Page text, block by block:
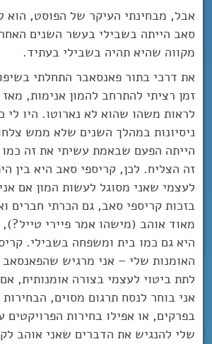
אבל, מבחינתי העיקר של הפוסט, הוא
סאב הייתה בשבילי בעשר השנים
מקווה שהיא תהיה בשבילי בעתיד.
את דרכי בתור פאנסאבר התחלתי
זמן רציתי להתרחב להמון אנימות,
לראות משהו שהוא לא נארוטו. היו לי
ניסיונות במהלך השנים שלא ממש
הייתה הפעם שבאמת עשיתי את זה כמו
זה הצליח. לכן, קריספי סאב היא בין
לעצמי שאני מסוגל לעשות המון אם
בזכות קריספי סאב, גם הכרתי חברים
מאוד אוהב (מישהו אמר פיירי
היא גם כמו בית ומשפחה בשבילי.
האומנות שלי – אני מרגיש
לתת ביטוי לעצמי בצורה אומנותית,
אני בוחר לנסח תרגום מסוים, הבחירות
בפרקים, או אפילו בחירות
שלי להנגיש את הדברים שאני אוהב